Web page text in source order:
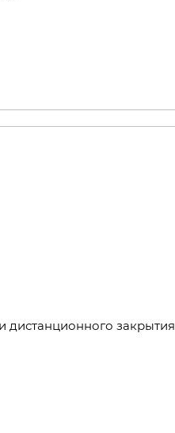
дистанционного закрытия